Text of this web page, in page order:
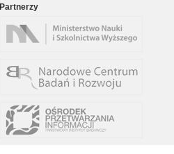
Partnerzy